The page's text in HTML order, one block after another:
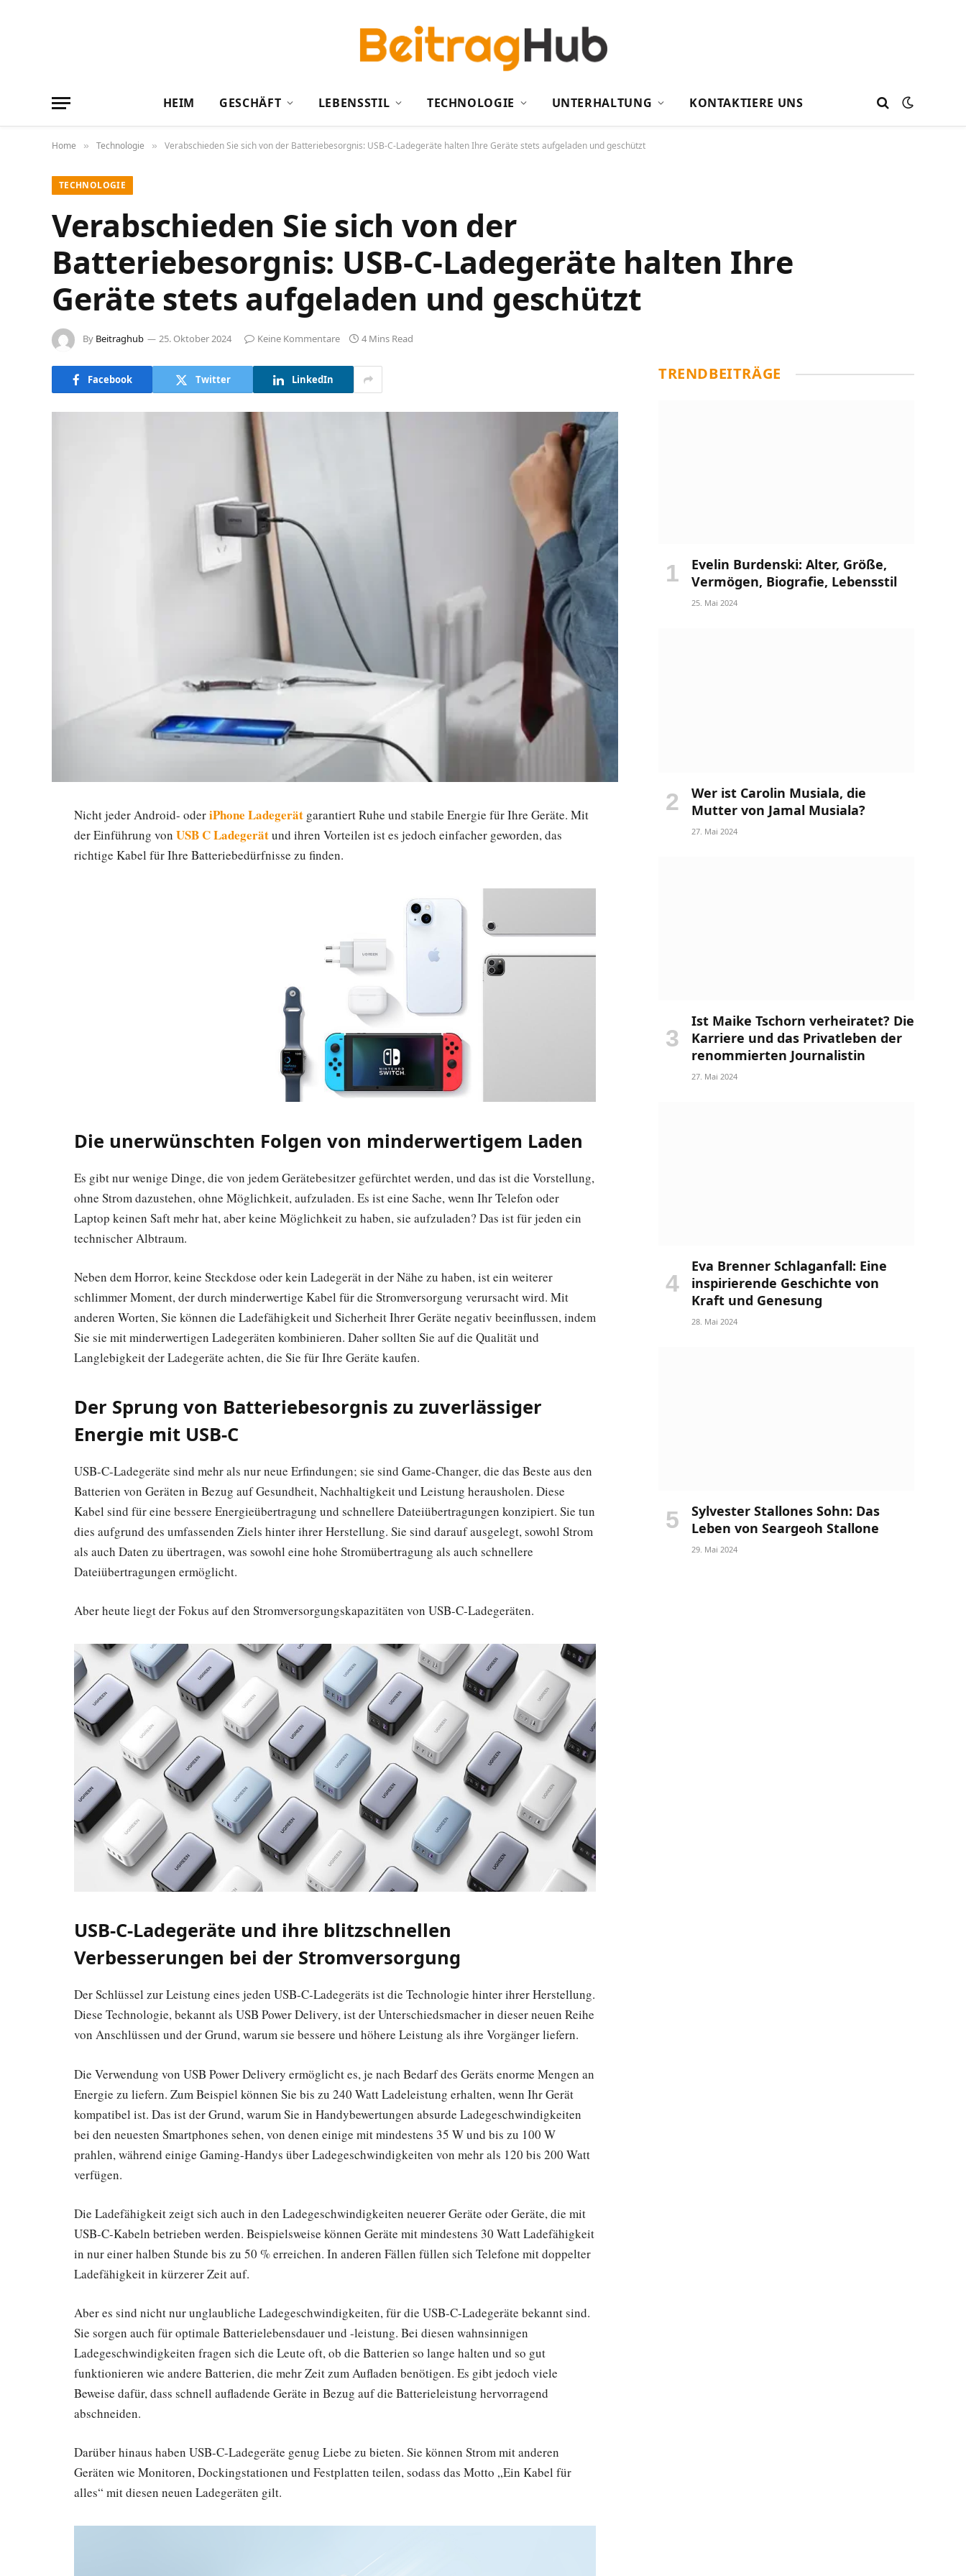
HEIM GESCHÄFT LEBENSSTIL TECHNOLOGIE UNTERHALTUNG KONTAKTIERE UNS
Home » Technologie » Verabschieden Sie sich von der Batteriebesorgnis: USB-C-Ladegeräte halten Ihre Geräte stets aufgeladen und geschützt
TECHNOLOGIE
Verabschieden Sie sich von der
Batteriebesorgnis: USB-C-Ladegeräte halten Ihre
Geräte stets aufgeladen und geschützt
By Beitraghub 25. Oktober 2024 Keine Kommentare 4 Mins Read
Facebook Twitter LinkedIn
Nicht jeder Android- oderiPhone Ladegerät garantiert Ruhe und stabile Energie für Ihre Geräte. Mit
der Einführung von USB C Ladegerätund ihren Vorteilen ist es jedoch einfacher geworden, das
richtige Kabel für Ihre Batteriebedürfnisse zu finden.
Die unerwünschten Folgen von minderwertigem Laden
Es gibt nur wenige Dinge, die von jedem Gerätebesitzer gefürchtet werden, und das ist die Vorstellung,
ohne Strom dazustehen, ohne Möglichkeit, aufzuladen. Es ist eine Sache, wenn Ihr Telefon oder
Laptop keinen Saft mehr hat, aber keine Möglichkeit zu haben, sie aufzuladen? Das ist für jeden ein
technischer Albtraum.
Neben dem Horror, keine Steckdose oder kein Ladegerät in der Nähe zu haben, ist ein weiterer
schlimmer Moment, der durch minderwertige Kabel für die Stromversorgung verursacht wird. Mit
anderen Worten, Sie können die Ladefähigkeit und Sicherheit Ihrer Geräte negativ beeinflussen, indem
Sie sie mit minderwertigen Ladegeräten kombinieren. Daher sollten Sie auf die Qualität und
Langlebigkeit der Ladegeräte achten, die Sie für Ihre Geräte kaufen.
Der Sprung von Batteriebesorgnis zu zuverlässiger
Energie mit USB-C
USB-C-Ladegeräte sind mehr als nur neue Erfindungen; sie sind Game-Changer, die das Beste aus den
Batterien von Geräten in Bezug auf Gesundheit, Nachhaltigkeit und Leistung herausholen. Diese
Kabel sind für eine bessere Energieübertragung und schnellere Dateiübertragungen konzipiert. Sie tun
dies aufgrund des umfassenden Ziels hinter ihrer Herstellung. Sie sind darauf ausgelegt, sowohl Strom
als auch Daten zu übertragen, was sowohl eine hohe Stromübertragung als auch schnellere
Dateiübertragungen ermöglicht.
Aber heute liegt der Fokus auf den Stromversorgungskapazitäten von USB-C-Ladegeräten.
USB-C-Ladegeräte und ihre blitzschnellen
Verbesserungen bei der Stromversorgung
Der Schlüssel zur Leistung eines jeden USB-C-Ladegeräts ist die Technologie hinter ihrer Herstellung.
Diese Technologie, bekannt als USB Power Delivery, ist der Unterschiedsmacher in dieser neuen Reihe
von Anschlüssen und der Grund, warum sie bessere und höhere Leistung als ihre Vorgänger liefern.
Die Verwendung von USB Power Delivery ermöglicht es, je nach Bedarf des Geräts enorme Mengen an
Energie zu liefern. Zum Beispiel können Sie bis zu 240 Watt Ladeleistung erhalten, wenn Ihr Gerät
kompatibel ist. Das ist der Grund, warum Sie in Handybewertungen absurde Ladegeschwindigkeiten
bei den neuesten Smartphones sehen, von denen einige mit mindestens 35 W und bis zu 100 W
prahlen, während einige Gaming-Handys über Ladegeschwindigkeiten von mehr als 120 bis 200 Watt
verfügen.
Die Ladefähigkeit zeigt sich auch in den Ladegeschwindigkeiten neuerer Geräte oder Geräte, die mit
USB-C-Kabeln betrieben werden. Beispielsweise können Geräte mit mindestens 30 Watt Ladefähigkeit
in nur einer halben Stunde bis zu 50 % erreichen. In anderen Fällen füllen sich Telefone mit doppelter
Ladefähigkeit in kürzerer Zeit auf.
Aber es sind nicht nur unglaubliche Ladegeschwindigkeiten, für die USB-C-Ladegeräte bekannt sind.
Sie sorgen auch für optimale Batterielebensdauer und -leistung. Bei diesen wahnsinnigen
Ladegeschwindigkeiten fragen sich die Leute oft, ob die Batterien so lange halten und so gut
funktionieren wie andere Batterien, die mehr Zeit zum Aufladen benötigen. Es gibt jedoch viele
Beweise dafür, dass schnell aufladende Geräte in Bezug auf die Batterieleistung hervorragend
abschneiden.
Darüber hinaus haben USB-C-Ladegeräte genug Liebe zu bieten. Sie können Strom mit anderen
Geräten wie Monitoren, Dockingstationen und Festplatten teilen, sodass das Motto „Ein Kabel für
alles“ mit diesen neuen Ladegeräten gilt.
TRENDBEITRÄGE
Evelin Burdenski: Alter, Größe,
Vermögen, Biografie, Lebensstil
25. Mai 2024
Wer ist Carolin Musiala, die
Mutter von Jamal Musiala?
27. Mai 2024
Ist Maike Tschorn verheiratet? Die
Karriere und das Privatleben der
renommierten Journalistin
27. Mai 2024
Eva Brenner Schlaganfall: Eine
inspirierende Geschichte von
Kraft und Genesung
28. Mai 2024
Sylvester Stallones Sohn: Das
Leben von Seargeoh Stallone
29. Mai 2024